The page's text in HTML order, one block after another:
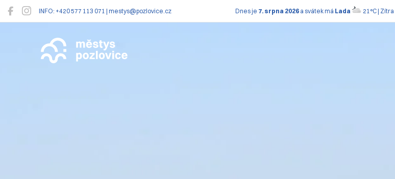
INFO: +420 577 113 071 | mestys@pozlovice.cz Dnes je 7. srpna 2026a svátek má Lada 21°C | Zítra
Pozlovice